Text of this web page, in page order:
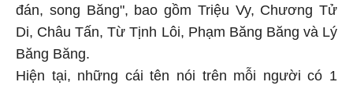
đán, song Băng", bao gồm Triệu Vy, Chương Tử
Di, Châu Tấn, Từ Tịnh Lôi, Phạm Băng Băng và Lý
Băng Băng.
Hiện tại, những cái tên nói trên mỗi người có 1